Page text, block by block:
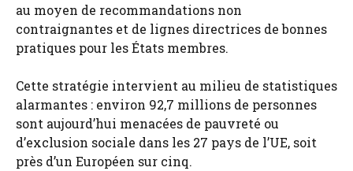
au moyen de recommandations non
contraignantes et de lignes directrices de bonnes
pratiques pour les États membres.
Cette stratégie intervient au milieu de statistiques
alarmantes : environ 92,7 millions de personnes
sont aujourd’hui menacées de pauvreté ou
d’exclusion sociale dans les 27 pays de l’UE, soit
près d’un Européen sur cinq.